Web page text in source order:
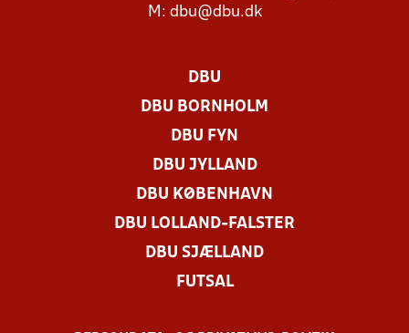
M: dbu@dbu.dk
DBU
DBU BORNHOLM
DBU FYN
DBU JYLLAND
DBU KØBENHAVN
DBU LOLLAND-FALSTER
DBU SJÆLLAND
FUTSAL